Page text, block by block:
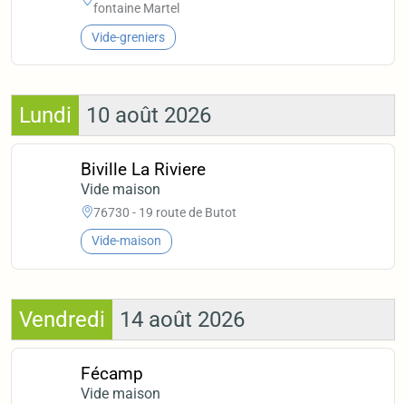
fontaine Martel
Vide-greniers
Lundi 10 août 2026
Biville La Riviere
Vide maison
76730 - 19 route de Butot
Vide-maison
Vendredi 14 août 2026
Fécamp
Vide maison